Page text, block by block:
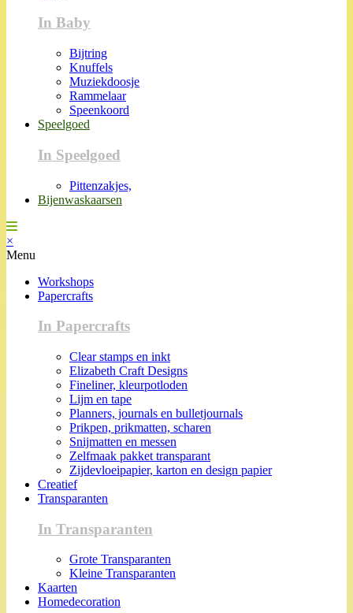
In Baby
Bijtring
Knuffels
Muziekdoosje
Rammelaar
Speenkoord
Speelgoed
In Speelgoed
Pittenzakjes,
Bijenwaskaarsen
×
Menu
Workshops
Papercrafts
In Papercrafts
Clear stamps en inkt
Elizabeth Craft Designs
Fineliner, kleurpotloden
Lijm en tape
Planners, journals en bulletjournals
Prikpen, prikmatten, scharen
Snijmatten en messen
Zelfmaak pakket transparant
Zijdevloeipapier, karton en design papier
Creatief
Transparanten
In Transparanten
Grote Transparanten
Kleine Transparanten
Kaarten
Homedecoration